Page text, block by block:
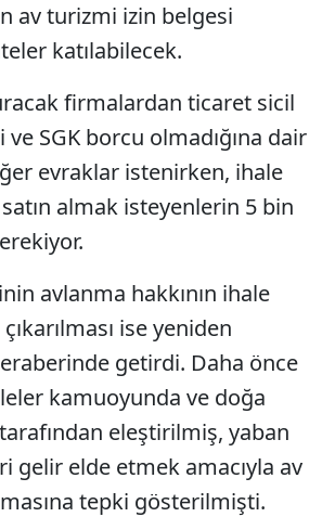
av turizmi izin belgesi
katılabilecek.
firmalardan ticaret sicil
ve SGK borcu olmadığına dair
evraklar istenirken, ihale
almak isteyenlerin 5 bin
avlanma hakkının ihale
ise yeniden
getirdi. Daha önce
kamuoyunda ve doğa
eleştirilmiş, yaban
gelir elde etmek amacıyla av
tepki gösterilmişti.